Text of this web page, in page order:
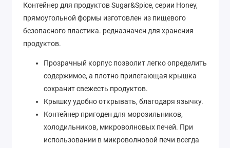
Контейнер для продуктов Sugar&Spice, серии Honey,
прямоугольной формы изготовлен из пищевого
безопасного пластика. редназначен для хранения
продуктов.
Прозрачный корпус позволит легко определить
содержимое, а плотно прилегающая крышка
сохранит свежесть продуктов.
Крышку удобно открывать, благодаря язычку.
Контейнер пригоден для морозильников,
холодильников, микроволновых печей. При
использовании в микроволновой печи всегда